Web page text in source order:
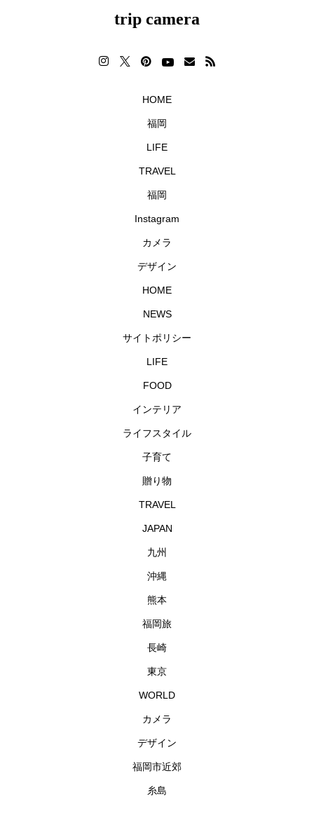
trip camera
HOME
福岡
LIFE
TRAVEL
福岡
Instagram
カメラ
デザイン
HOME
NEWS
サイトポリシー
LIFE
FOOD
インテリア
ライフスタイル
子育て
贈り物
TRAVEL
JAPAN
九州
沖縄
熊本
福岡旅
長崎
東京
WORLD
カメラ
デザイン
福岡市近郊
糸島